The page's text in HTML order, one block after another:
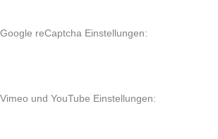
Google reCaptcha Einstellungen:
Vimeo und YouTube Einstellungen: